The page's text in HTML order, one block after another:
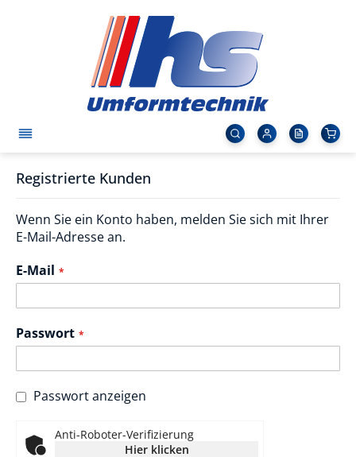
Registrierte Kunden
Wenn Sie ein Konto haben, melden Sie sich mit Ihrer
E-Mail-Adresse an.
E-Mail
Passwort
Passwort anzeigen
Anti-Roboter-Verifizierung
Hier klicken